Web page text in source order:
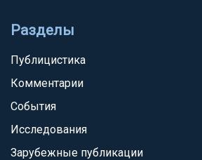
Разделы
Публицистика
Комментарии
События
Исследования
Зарубежные публикации